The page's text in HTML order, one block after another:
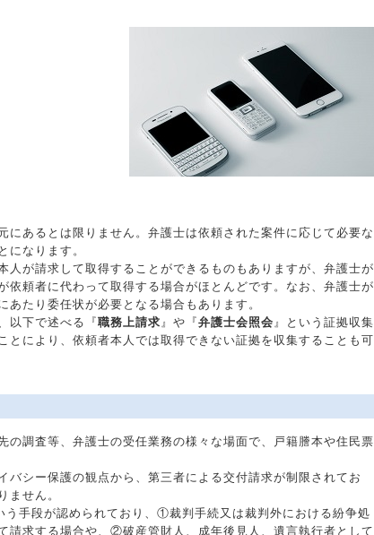
にあるとは限りません。弁護士は依頼された案件に応じて必要な
になります。
人が請求して取得することができるものもありますが、弁護士が
依頼者に代わって取得する場合がほとんどです。なお、弁護士が
あたり委任状が必要となる場合もあります。
以下で述べる『職務上請求』や『弁護士会照会』という証拠収集
とにより、依頼者本人では取得できない証拠を収集することも可
の調査等、弁護士の受任業務の様々な場面で、戸籍謄本や住民票
バシー保護の観点から、第三者による交付請求が制限されてお
ません。
手段が認められており、①裁判手続又は裁判外における紛争処
請求する場合や、②破産管財人、成年後見人、遺言執行者として